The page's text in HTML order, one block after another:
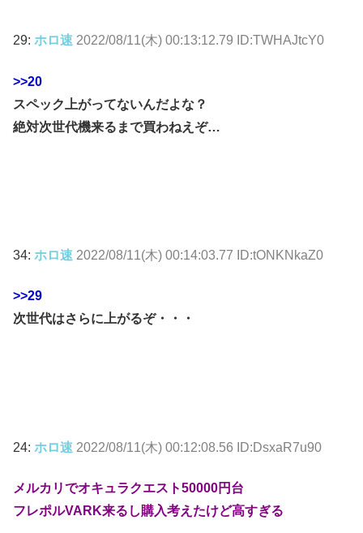
29: ホロ速 2022/08/11(木) 00:13:12.79 ID:TWHAJtcY0
>>20
スペック上がってないんだよな？
絶対次世代機来るまで買わねえぞ…
34: ホロ速 2022/08/11(木) 00:14:03.77 ID:tONKNkaZ0
>>29
次世代はさらに上がるぞ・・・
24: ホロ速 2022/08/11(木) 00:12:08.56 ID:DsxaR7u90
メルカリでオキュラクエスト50000円台
フレポルVARK来るし購入考えたけど高すぎる